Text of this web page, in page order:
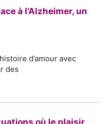
à l’Alzheimer, un
d’amour avec
des
où le plaisir